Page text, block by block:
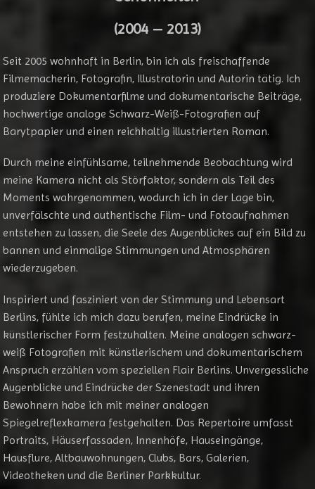
(2004 – 2013)
Seit 2005 wohnhaft in Berlin, bin ich als freischaffende
Filmemacherin, Fotografin, Illustratorin und Autorin tätig. Ich
produziere Dokumentarfilme und dokumentarische Beiträge,
hochwertige analoge Schwarz-Weiß-Fotografien auf
Barytpapier und einen reichhaltig illustrierten Roman.
Durch meine einfühlsame, teilnehmende Beobachtung wird
meine Kamera nicht als Störfaktor, sondern als Teil des
Moments wahrgenommen, wodurch ich in der Lage bin,
unverfälschte und authentische Film- und Fotoaufnahmen
entstehen zu lassen, die Seele des Augenblickes auf ein Bild zu
bannen und einmalige Stimmungen und Atmosphären
wiederzugeben.
Inspiriert und fasziniert von der Stimmung und Lebensart
Berlins, fühlte ich mich dazu berufen, meine Eindrücke in
künstlerischer Form festzuhalten. Meine analogen schwarz-
weiß Fotografien mit künstlerischem und dokumentarischem
Anspruch erzählen vom speziellen Flair Berlins. Unvergessliche
Augenblicke und Eindrücke der Szenestadt und ihren
Bewohnern habe ich mit meiner analogen
Spiegelreflexkamera festgehalten. Das Repertoire umfasst
Portraits, Häuserfassaden, Innenhöfe, Hauseingänge,
Hausflure, Altbauwohnungen, Clubs, Bars, Galerien,
Videotheken und die Berliner Parkkultur.